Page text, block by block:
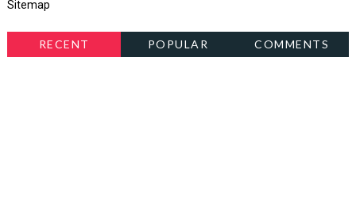
Sitemap
RECENT POPULAR COMMENTS